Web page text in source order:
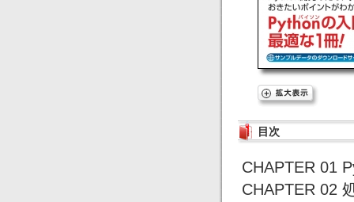
目次
CHAPTER 01
CHAPTER 02